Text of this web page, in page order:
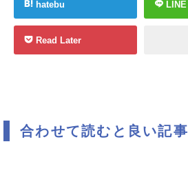
hatebu LINE
Read Later
合わせて読むと良い記事